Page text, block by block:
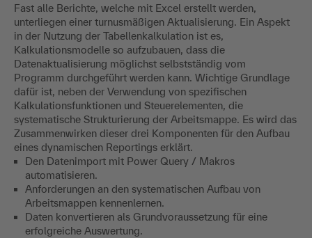
Fast alle Berichte, welche mit Excel erstellt werden,
unterliegen einer turnusmäßigen Aktualisierung. Ein Aspekt
in der Nutzung der Tabellenkalkulation ist es,
Kalkulationsmodelle so aufzubauen, dass die
Datenaktualisierung möglichst selbstständig vom
Programm durchgeführt werden kann. Wichtige Grundlage
dafür ist, neben der Verwendung von spezifischen
Kalkulationsfunktionen und Steuerelementen, die
systematische Strukturierung der Arbeitsmappe. Es wird das
Zusammenwirken dieser drei Komponenten für den Aufbau
eines dynamischen Reportings erklärt.
Den Datenimport mit Power Query / Makros
automatisieren.
Anforderungen an den systematischen Aufbau von
Arbeitsmappen kennenlernen.
Daten konvertieren als Grundvoraussetzung für eine
erfolgreiche Auswertung.